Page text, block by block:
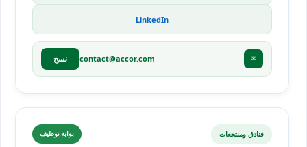
LinkedIn
✉
contact@accor.com نسخ
فنادق ومنتجعات بوابة توظيف